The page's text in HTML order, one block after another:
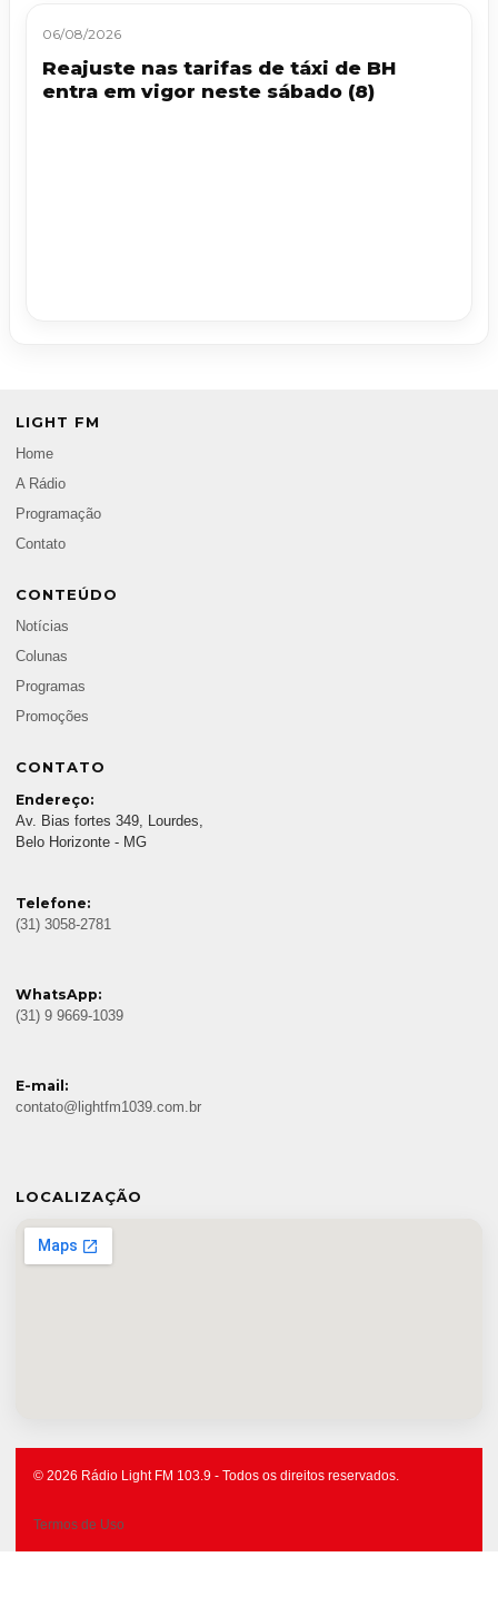
06/08/2026
Reajuste nas tarifas de táxi de BH
entra em vigor neste sábado (8)
LIGHT FM
Home
A Rádio
Programação
Contato
CONTEÚDO
Notícias
Colunas
Programas
Promoções
CONTATO
Endereço:
Av. Bias fortes 349, Lourdes,
Belo Horizonte - MG
Telefone:
(31) 3058-2781
WhatsApp:
(31) 9 9669-1039
E-mail:
contato@lightfm1039.com.br
LOCALIZAÇÃO
© 2026 Rádio Light FM 103.9 - Todos os direitos reservados.
Termos de Uso